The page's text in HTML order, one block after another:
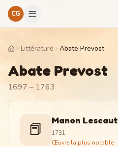
CG
HomeLittérature Abate Prevost
Abate Prevost
1697 – 1763
📕 Manon Lescaut
1731
Œuvre la plus notable